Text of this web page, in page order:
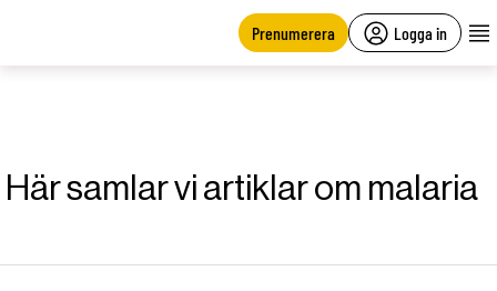
Prenumerera Logga in
Här samlar vi artiklar om malaria